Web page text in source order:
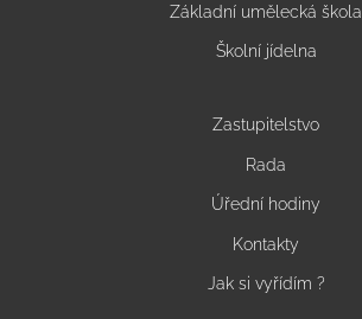
Základní umělecká škola
Školní jídelna
Zastupitelstvo
Rada
Úřední hodiny
Kontakty
Jak si vyřídím ?